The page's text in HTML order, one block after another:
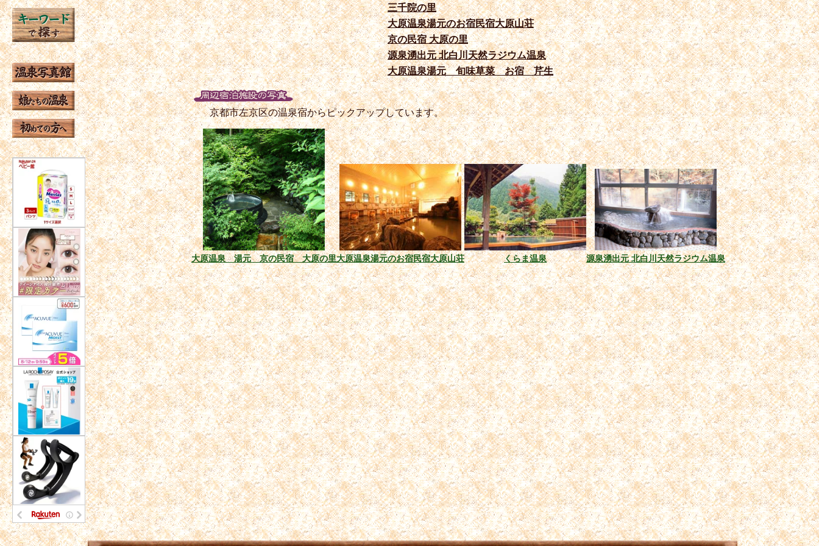
三千院の里
大原温泉湯元のお宿民宿大原山荘
京の民宿 大原の里
源泉湧出元 北白川天然ラジウム温泉
大原温泉湯元 旬味草菜 お宿 芹生
京都市左京区の温泉宿からピックアップしています。
大原温泉 湯元 京の民宿 大原の里大原温泉湯元のお宿民宿大原山荘 くらま温泉 源泉湧出元 北白川天然ラジウム温泉